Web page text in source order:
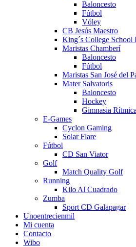
Baloncesto
Fútbol
Vóley
CB Jesús Maestro
King´s College School
Maristas Chamberí
Baloncesto
Fútbol
Maristas San José del
Mater Salvatoris
Baloncesto
Hockey
Gimnasia Rítmica
E-Games
Cyclon Gaming
Solar Flare
Fútbol
CD San Viator
Golf
Match Quality Golf
Running
Kilo Al Cuadrado
Zumba
Sport CD Galapagar
Unoentrecienmil
Mi cuenta
Contacto
Wibo